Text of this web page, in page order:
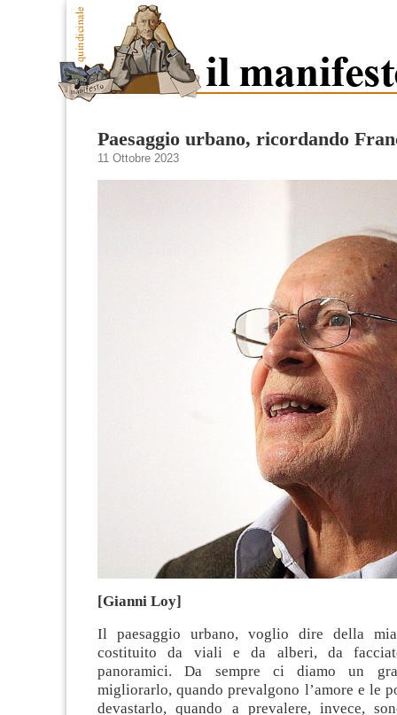
Paesaggio urbano, ricordando
11 Ottobre 2023
[Gianni Loy]
Il paesaggio urbano, voglio dire della
costituito da viali e da alberi, da
panoramici. Da sempre ci diamo un
migliorarlo, quando prevalgono l’amore e le
devastarlo, quando a prevalere, invece,